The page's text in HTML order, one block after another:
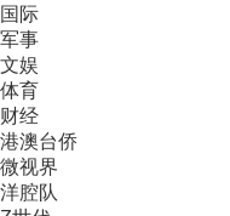
国际
军事
文娱
体育
财经
港澳台侨
微视界
洋腔队